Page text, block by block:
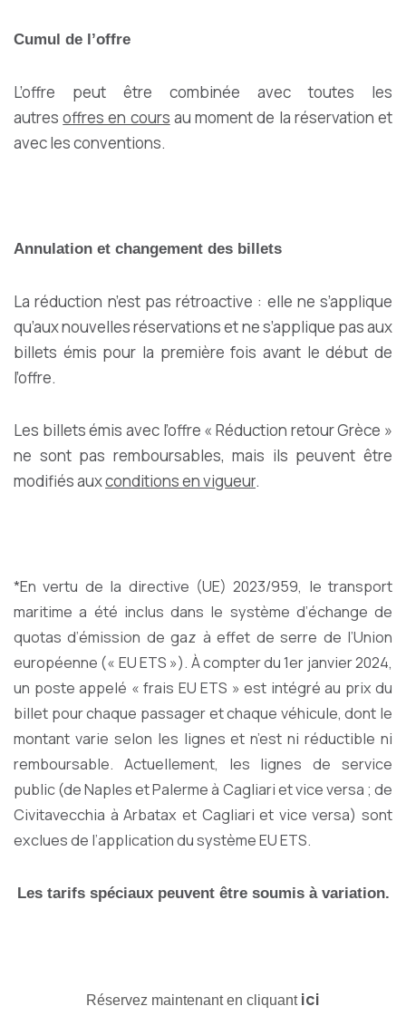
Cumul de l’offre
L’offre peut être combinée avec toutes les
autresoffres en cours au moment de la réservation et
avec les conventions.
Annulation et changement des billets
La réduction n’est pas rétroactive : elle ne s’applique
qu’aux nouvelles réservations et ne s’applique pas aux
billets émis pour la première fois avant le début de
l’offre.
Les billets émis avec l’offre « Réduction retour Grèce »
ne sont pas remboursables, mais ils peuvent être
modifiés auxconditions en vigueur.
*En vertu de la directive (UE) 2023/959, le transport
maritime a été inclus dans le système d’échange de
quotas d’émission de gaz à effet de serre de l’Union
européenne (« EU ETS »). À compter du 1er janvier 2024,
un poste appelé « frais EU ETS » est intégré au prix du
billet pour chaque passager et chaque véhicule, dont le
montant varie selon les lignes et n’est ni réductible ni
remboursable. Actuellement, les lignes de service
public (de Naples et Palerme à Cagliari et vice versa ; de
Civitavecchia à Arbatax et Cagliari et vice versa) sont
exclues de l’application du système EU ETS.
Les tarifs spéciaux peuvent être soumis à variation.
Réservez maintenant en cliquant ici